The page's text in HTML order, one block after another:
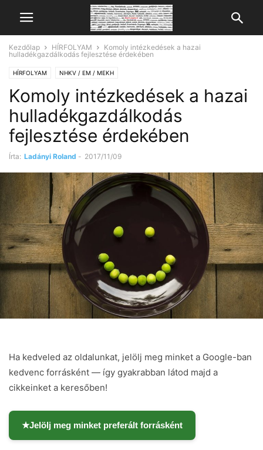
Kezdőlap HÍRFOLYAM
Komoly intézkedések a hazai
hulladékgazdálkodás fejlesztése érdekében
HÍRFOLYAM NHKV / EM / MEKH
Komoly intézkedések a hazai
hulladékgazdálkodás
fejlesztése érdekében
Írta: Ladányi Roland - 2017/11/09
Ha kedveled az oldalunkat, jelölj meg minket a Google-ban
kedvenc forrásként — így gyakrabban látod majd a
cikkeinket a keresőben!
★Jelölj meg minket preferált forrásként